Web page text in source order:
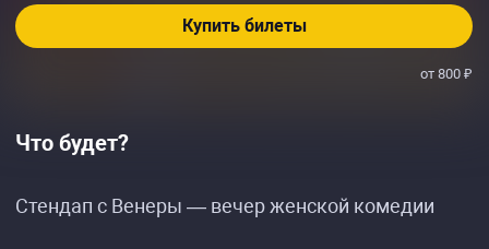
Купить билеты
от 800 ₽
Что будет?
Стендап с Венеры — вечер женской комедии